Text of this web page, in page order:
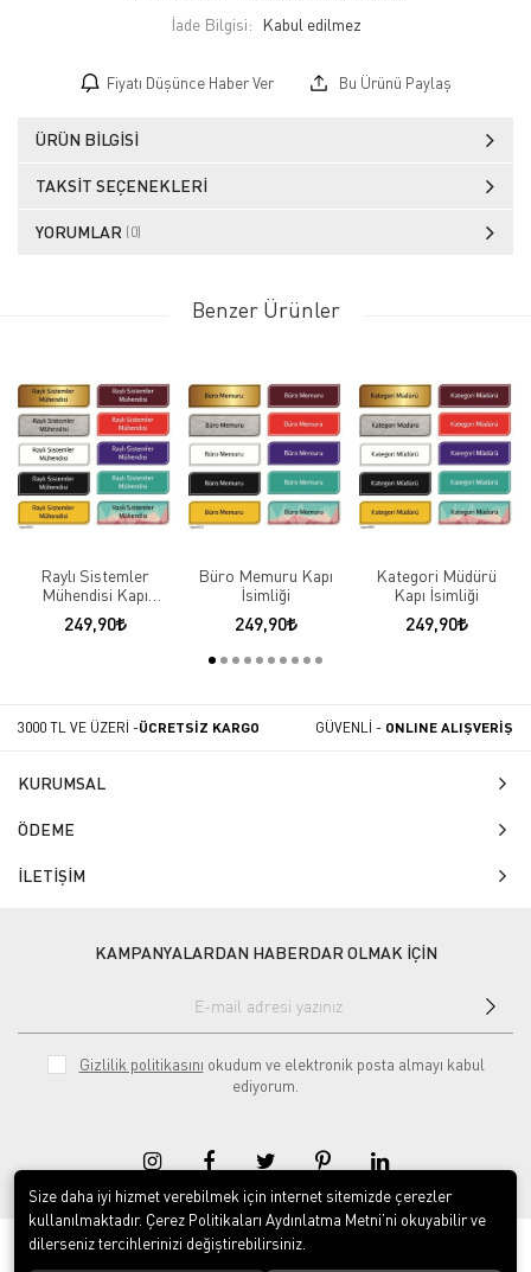
İade Bilgisi:
Fiyatı Düşünce Haber Ver Bu Ürünü Paylaş
ÜRÜN BILGISI
TAKSIT SEÇENEKLERI
YORUMLAR (0)
Benzer Ürünler
Raylı Sistemler
Mühendisi Kapı
İsimliği
249,90
Büro Memuru Kapı
İsimliği
249,90
Kategori Müdürü
Kapı İsimliği
249,90
3000 TL VE ÜZERİ -ÜCRETSİZ KARGO GÜVENLİ - ONLINE ALIŞVERİŞ
KURUMSAL
ÖDEME
İLETİŞİM
KAMPANYALARDAN HABERDAR OLMAK İÇİN
Gizlilik politikasını okudum ve elektronik posta almayı kabul
ediyorum.
© 2020Isg Tabelam. Tüm hakları saklıdır.
Size daha iyi hizmet verebilmek için internet sitemizde çerezler
kullanılmaktadır. Çerez Politikaları Aydınlatma Metni’ni okuyabilir ve
dilerseniz tercihlerinizi değiştirebilirsiniz.